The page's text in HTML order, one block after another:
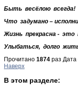
Быть весёлою всегда!
Что задумано –
Жизнь прекрасна - это
Улыбаться, долго
Прочитано 1874 раз Дата
Наверх
В этом разделе: